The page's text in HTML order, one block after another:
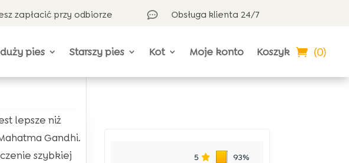
zapłacić przy odbiorze  Obsługa klienta 24/7
pies Starszy pies Kot Moje konto Koszyk (0)
lepsze niż
Gandhi.
szybkiej
5 93%